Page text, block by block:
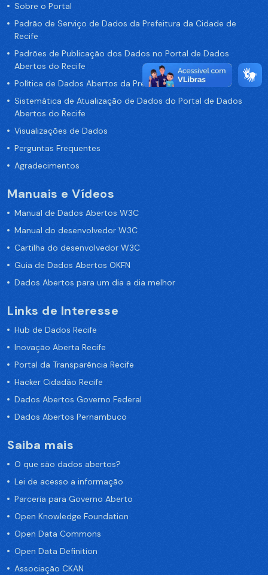
Sobre o Portal
Padrão de Serviço de Dados da Prefeitura da Cidade de
Recife
Padrões de Publicação dos Dados no Portal de Dados
Abertos do Recife
Política de Dados Abertos da Prefeitura do Recife
Sistemática de Atualização de Dados do Portal de Dados
Abertos do Recife
Visualizações de Dados
Perguntas Frequentes
Agradecimentos
Manuais e Vídeos
Manual de Dados Abertos W3C
Manual do desenvolvedor W3C
Cartilha do desenvolvedor W3C
Guia de Dados Abertos OKFN
Dados Abertos para um dia a dia melhor
Links de Interesse
Hub de Dados Recife
Inovação Aberta Recife
Portal da Transparência Recife
Hacker Cidadão Recife
Dados Abertos Governo Federal
Dados Abertos Pernambuco
Saiba mais
O que são dados abertos?
Lei de acesso a informação
Parceria para Governo Aberto
Open Knowledge Foundation
Open Data Commons
Open Data Definition
Associação CKAN